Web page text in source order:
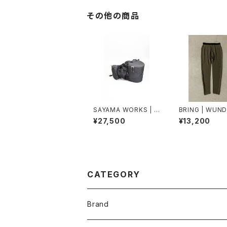
その他の商品
SAYAMA WORKS | Ri
sing X-PAC VX21 Bl
ack
¥27,500
BRING |
EAR レギンス
¥13,200
CATEGORY
Brand